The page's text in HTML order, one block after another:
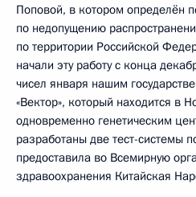
Поповой, в котором определён
по недопущению
по территории Российской
начали эту работу с конца
чисел января нашим
«Вектор», который находится в
одновременно генетическим
разработаны две тест-системы
предоставила во Всемирную
здравоохранения Китайская